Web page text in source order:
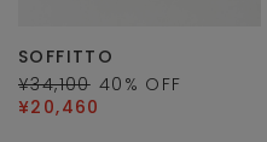
SOFFITTO
¥34,100 40 % OFF
¥20,460